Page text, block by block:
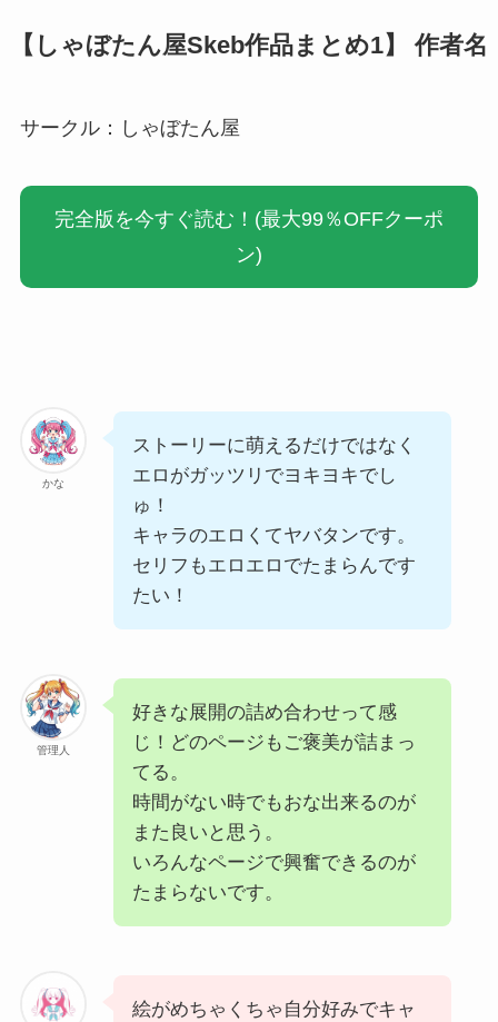
【しゃぼたん屋Skeb作品まとめ1】 作者名
サークル：しゃぼたん屋
完全版を今すぐ読む！(最大99％OFFクーポ
ン)
かな
ストーリーに萌えるだけではなく
エロがガッツリでヨキヨキでし
ゅ！
キャラのエロくてヤバタンです。
セリフもエロエロでたまらんです
たい！
管理人
好きな展開の詰め合わせって感
じ！どのページもご褒美が詰まっ
てる。
時間がない時でもおな出来るのが
また良いと思う。
いろんなページで興奮できるのが
たまらないです。
絵がめちゃくちゃ自分好みでキャ